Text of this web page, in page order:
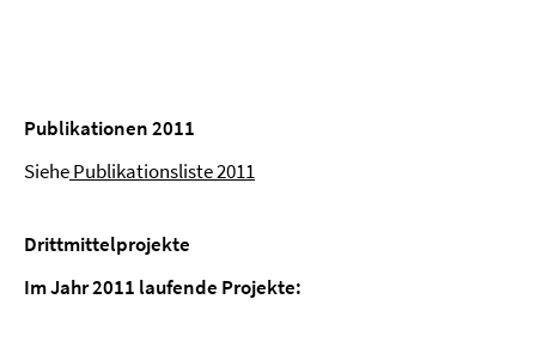
Publikationen 2011
SiehePublikationsliste 2011
Drittmittelprojekte
Im Jahr 2011 laufende Projekte: